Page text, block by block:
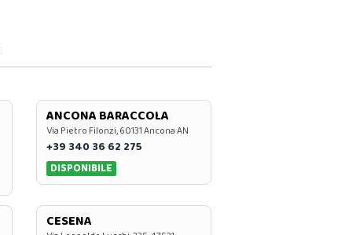
ANCONA BARACCOLA
Via Pietro Filonzi, 60131 Ancona AN
+39 340 36 62 275
DISPONIBILE
CESENA